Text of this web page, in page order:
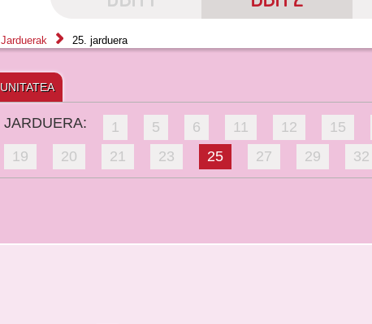
Jarduerak 25. jarduera
UNITATEA
JARDUERA: 1 5 6 11 12 15
19
20 21 23 25 27 29 32